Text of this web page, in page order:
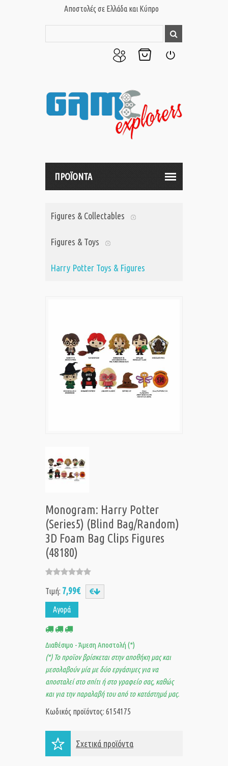
Αποστολές σε Ελλάδα και Κύπρο
μου
ΠΡΟΪΟΝΤΑ
Figures & Collectables
Figures & Toys
Harry Potter Toys & Figures
Monogram: Harry Potter
(Series5) (Blind Bag/Random)
3D Foam Bag Clips Figures
(48180)
Τιμή: 7,99€
Αγορά
Διαθέσιμο - Άμεση Αποστολή (*)
(*) Το προϊον βρίσκεται στην αποθήκη μας και
μεσολαβούν μία με δύο εργάσιμες για να
αποσταλεί στο σπίτι ή στο γραφείο σας, καθώς
και για την παραλαβή του από το κατάστημά μας.
Κωδικός προϊόντος: 6154175
Σχετικά προϊόντα